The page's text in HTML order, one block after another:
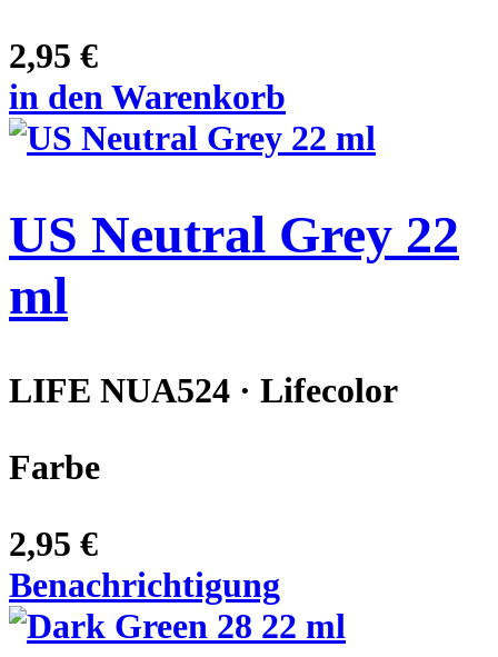
2,95 €
in den Warenkorb
US Neutral Grey 22
ml
LIFE NUA524 · Lifecolor
Farbe
2,95 €
Benachrichtigung